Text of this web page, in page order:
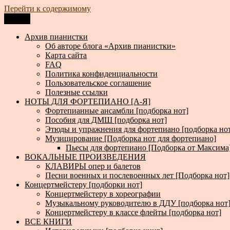
Перейти к содержимому
Архив пианистки
Всё для пианистов: ноты, книги, музыка, статьи…
Архив пианистки
Об авторе блога «Архив пианистки»
Карта сайта
FAQ
Политика конфиденциальности
Пользовательское соглашение
Полезные ссылки
НОТЫ ДЛЯ ФОРТЕПИАНО [А-Я]
Фортепианные ансамбли [подборка нот]
Пособия для ДМШ [подборка нот]
Этюды и упражнения для фортепиано [подборка
Музицирование [Подборка нот для фортепиано]
Пьесы для фортепиано [Подборка от
ВОКАЛЬНЫЕ ПРОИЗВЕДЕНИЯ
КЛАВИРЫ опер и балетов
Песни военных и послевоенных лет [Подборка нот]
Концертмейстеру [подборки нот]
Концертмейстеру в хореографии
Музыкальному руководителю в ДДУ [подборка нот]
Концертмейстеру в классе флейты [подборка нот]
ВСЕ КНИГИ